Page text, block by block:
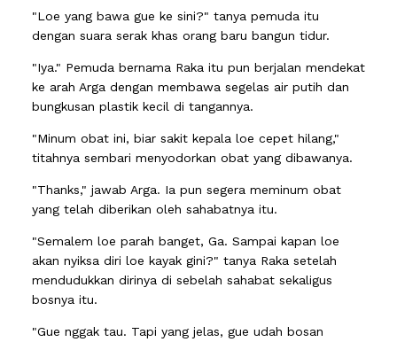
"Loe yang bawa gue ke sini?" tanya pemuda itu
dengan suara serak khas orang baru bangun tidur.
"Iya." Pemuda bernama Raka itu pun berjalan mendekat
ke arah Arga dengan membawa segelas air putih dan
bungkusan plastik kecil di tangannya.
"Minum obat ini, biar sakit kepala loe cepet hilang,"
titahnya sembari menyodorkan obat yang dibawanya.
"Thanks," jawab Arga. Ia pun segera meminum obat
yang telah diberikan oleh sahabatnya itu.
"Semalem loe parah banget, Ga. Sampai kapan loe
akan nyiksa diri loe kayak gini?" tanya Raka setelah
mendudukkan dirinya di sebelah sahabat sekaligus
bosnya itu.
"Gue nggak tau. Tapi yang jelas, gue udah bosan